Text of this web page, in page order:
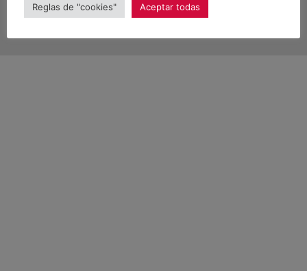
Reglas de "cookies" Aceptar todas